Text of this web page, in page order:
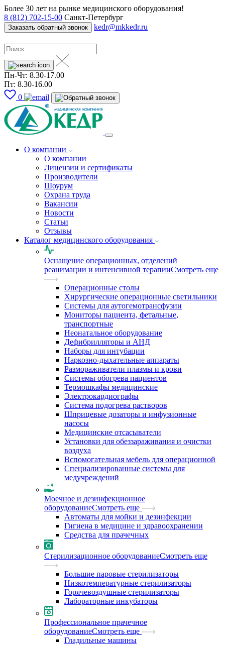
Более 30 лет на рынке медицинского оборудования!
8 (812) 702-15-00 Санкт-Петербург
Заказать обратный звонок kedr@mkkedr.ru
Пн-Чт: 8.30-17.00
Пт: 8.30-16.00
0
О компании
О компании
Лицензии и сертификаты
Производители
Шоурум
Охрана труда
Вакансии
Новости
Статьи
Отзывы
Каталог медицинского оборудования
Оснащение операционных, отделений
реанимации и интенсивной терапииСмотреть еще
Операционные столы
Хирургические операционные светильники
Системы для аутогемотрансфузии
Мониторы пациента, фетальные,
транспортные
Неонатальное оборудование
Дефибрилляторы и АНД
Наборы для интубации
Наркозно-дыхательные аппараты
Размораживатели плазмы и крови
Системы обогрева пациентов
Термошкафы медицинские
Электрокардиографы
Cистема подогрева растворов
Шприцевые дозаторы и инфузионные
насосы
Медицинские отсасыватели
Установки для обеззараживания и очистки
воздуха
Вспомогательная мебель для операционной
Специализированные системы для
медучреждений
Моечное и дезинфекционное
оборудованиеСмотреть еще
Автоматы для мойки и дезинфекции
Гигиена в медицине и здравоохранении
Средства для прачечных
Стерилизационное оборудованиеСмотреть еще
Большие паровые стерилизаторы
Низкотемпературные стерилизаторы
Горячевоздушные стерилизаторы
Лабораторные инкубаторы
Профессиональное прачечное
оборудованиеСмотреть еще
Гладильные машины